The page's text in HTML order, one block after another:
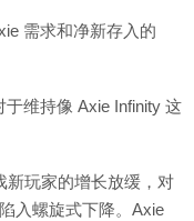
需求和净新存入的
维持像 Axie Infinity 这
新玩家的增长放缓，对
入螺旋式下降。Axie